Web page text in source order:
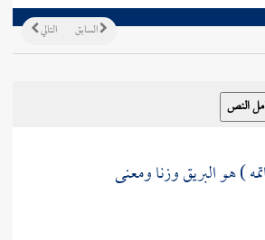
التالي السابق